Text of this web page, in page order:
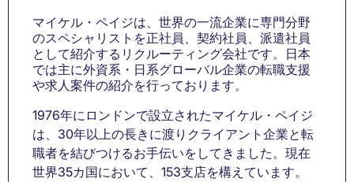
マイケル・ペイジは、世界の一流企業に専門分野
のスペシャリストを正社員、契約社員、派遣社員
として紹介するリクルーティング会社です。日本
では主に外資系・日系グローバル企業の転職支援
や求人案件の紹介を行っております。
1976年にロンドンで設立されたマイケル・ペイジ
は、30年以上の長きに渡りクライアント企業と転
職者を結びつけるお手伝いをしてきました。現在
世界35カ国において、153支店を構えています。